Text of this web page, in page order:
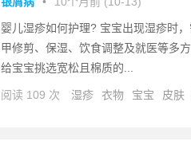
婴儿湿疹如何护理? 宝宝出现湿疹时
甲修剪、保湿、饮食调整及就医等多
给宝宝挑选宽松且棉质的...
阅读 109 次 湿疹 衣物 宝宝 皮肤